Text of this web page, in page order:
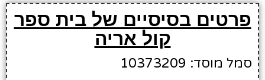
פרטים בסיסיים של בית ספר
קול אריה
סמל מוסד: 10373209